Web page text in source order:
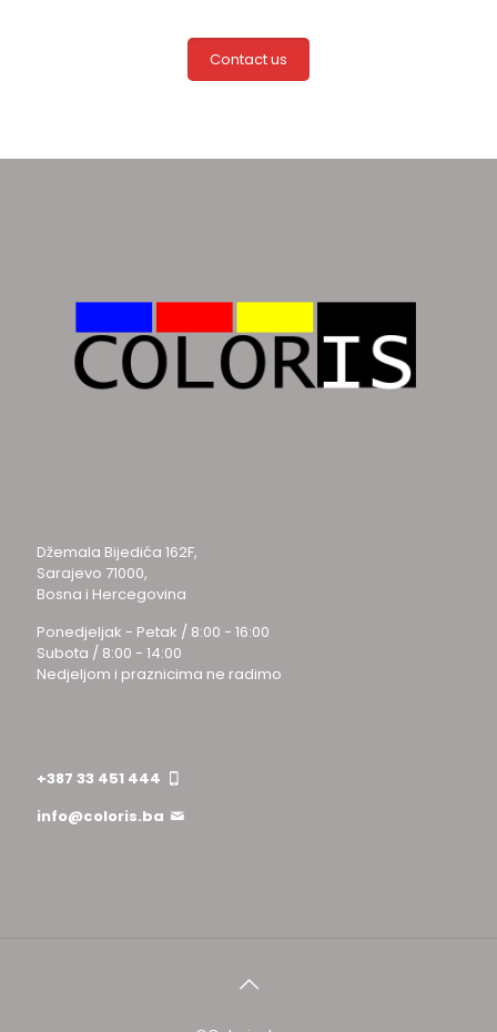
Contact us
Džemala Bijedića 162F,
Sarajevo 71000,
Bosna i Hercegovina
Ponedjeljak - Petak / 8:00 - 16:00
Subota / 8:00 - 14:00
Nedjeljom i praznicima ne radimo
+387 33 451 444
info@coloris.ba